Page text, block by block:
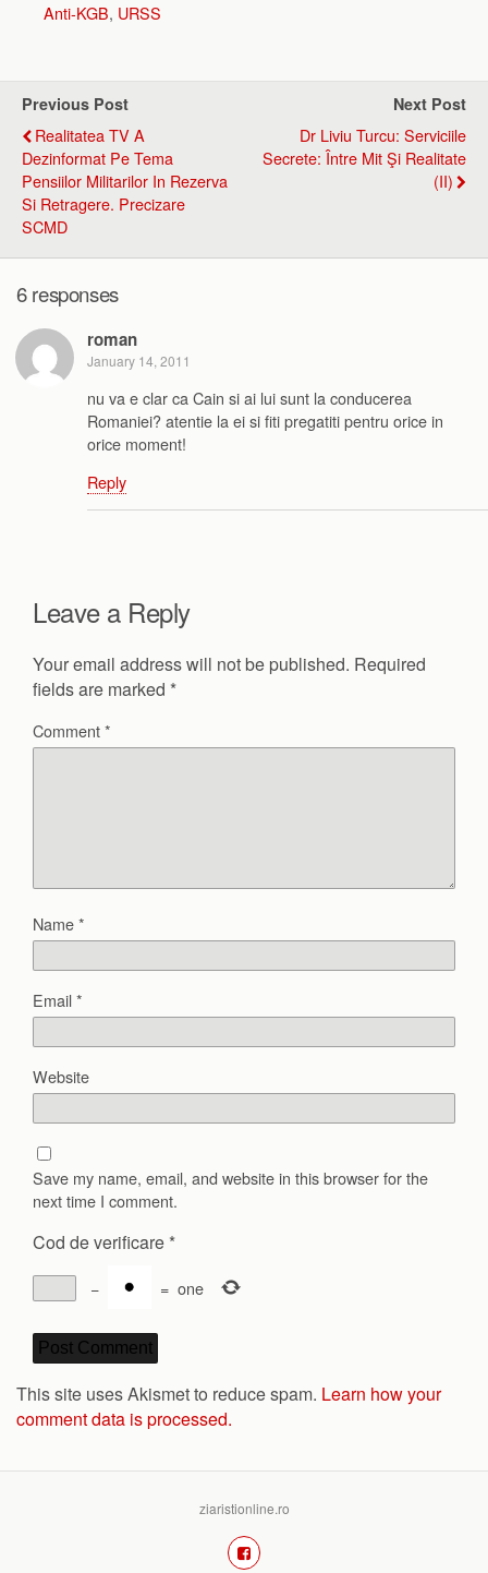
Anti-KGB, URSS
Previous Post
Realitatea TV A
Dezinformat Pe Tema
Pensiilor Militarilor In Rezerva
Si Retragere. Precizare
SCMD
Next Post
Dr Liviu Turcu: Serviciile
Secrete: Între Mit Şi Realitate
(II)
6 responses
roman
January 14, 2011
nu va e clar ca Cain si ai lui sunt la conducerea
Romaniei? atentie la ei si fiti pregatiti pentru orice in
orice moment!
Reply
Leave a Reply
Your email address will not be published. Required
fields are marked *
Comment*
Name*
Email*
Website
Save my name, email, and website in this browser for the
next time I comment.
Cod de verificare *
− = one
This site uses Akismet to reduce spam. Learn how your
comment data is processed.
ziaristionline.ro